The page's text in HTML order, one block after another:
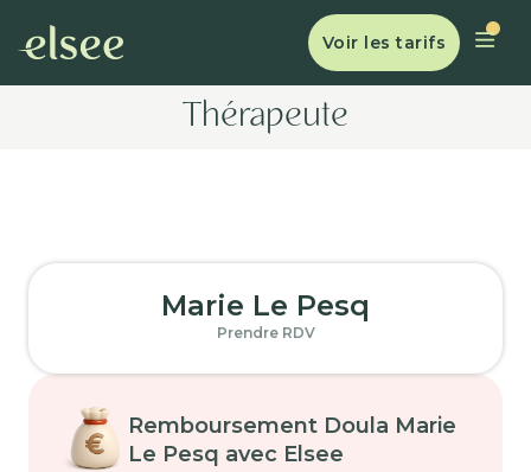
Voir les tarifs
Thérapeute
Marie Le Pesq
Prendre RDV
Remboursement Doula Marie
Le Pesq avec Elsee